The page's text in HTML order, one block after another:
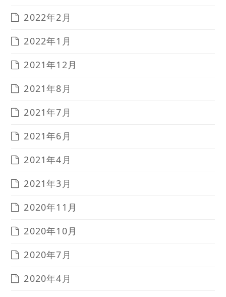
2022年2月
2022年1月
2021年12月
2021年8月
2021年7月
2021年6月
2021年4月
2021年3月
2020年11月
2020年10月
2020年7月
2020年4月